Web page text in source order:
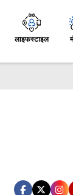
लाइफस्टाइल